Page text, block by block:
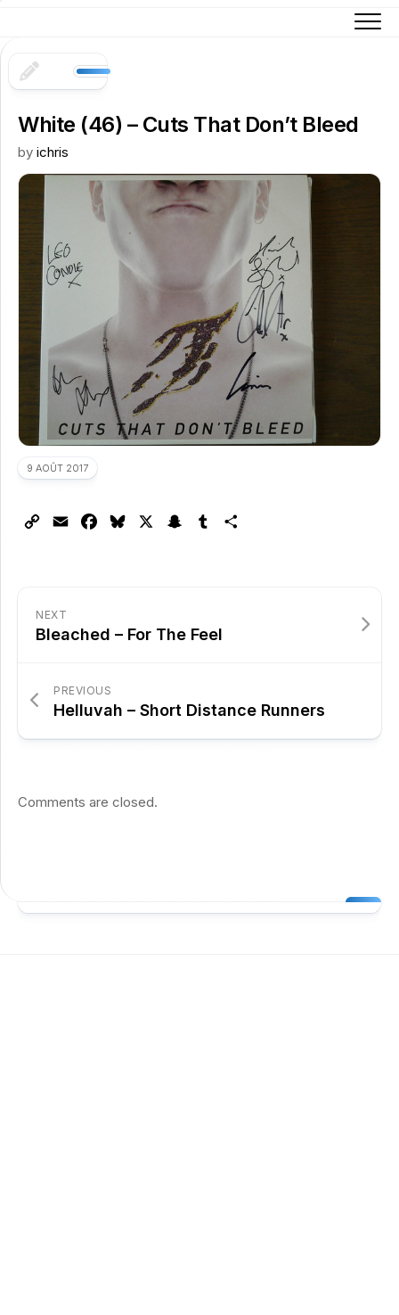
content
White (46) – Cuts That Don’t Bleed
by ichris
9 AOÛT 2017
Copy Email FacebookBluesky Snapchat
Tumblr
NEXT
Bleached – For The Feel
PREVIOUS
Helluvah – Short Distance Runners
Comments are closed.